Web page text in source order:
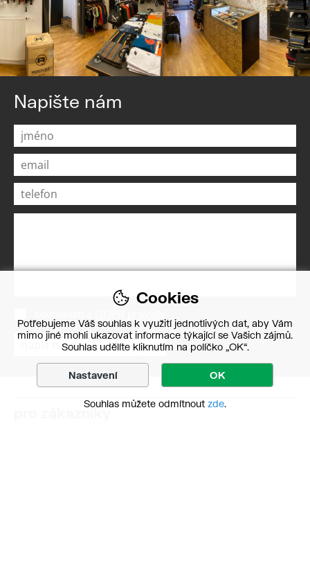
Napište nám
pro zákazníky
Cookies
Potřebujeme Váš souhlas k využití jednotlivých dat, aby Vám
mimo jiné mohli ukazovat informace týkající se Vašich zájmů.
Souhlas udělíte kliknutím na políčko „OK“.
Nastavení OK
Souhlas můžete odmítnout zde.